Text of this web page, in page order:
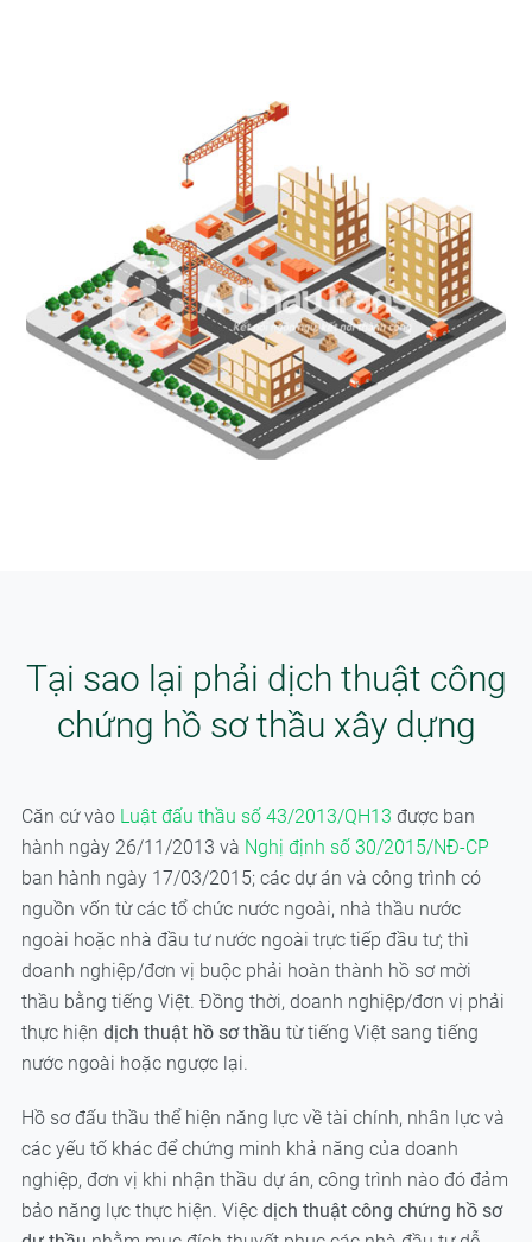
Tại sao lại phải dịch thuật công
chứng hồ sơ thầu xây dựng
Căn cứ vào Luật đấu thầu số 43/2013/QH13 được ban
hành ngày 26/11/2013 và Nghị định số 30/2015/NĐ-CP
ban hành ngày 17/03/2015; các dự án và công trình có
nguồn vốn từ các tổ chức nước ngoài, nhà thầu nước
ngoài hoặc nhà đầu tư nước ngoài trực tiếp đầu tư; thì
doanh nghiệp/đơn vị buộc phải hoàn thành hồ sơ mời
thầu bằng tiếng Việt. Đồng thời, doanh nghiệp/đơn vị phải
thực hiện dịch thuật hồ sơ thầu từ tiếng Việt sang tiếng
nước ngoài hoặc ngược lại.
Hồ sơ đấu thầu thể hiện năng lực về tài chính, nhân lực và
các yếu tố khác để chứng minh khả năng của doanh
nghiệp, đơn vị khi nhận thầu dự án, công trình nào đó đảm
bảo năng lực thực hiện. Việc dịch thuật công chứng hồ sơ